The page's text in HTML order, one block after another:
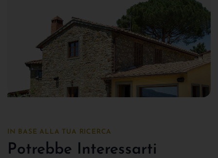
IN BASE ALLA TUA RICERCA
Potrebbe Interessarti